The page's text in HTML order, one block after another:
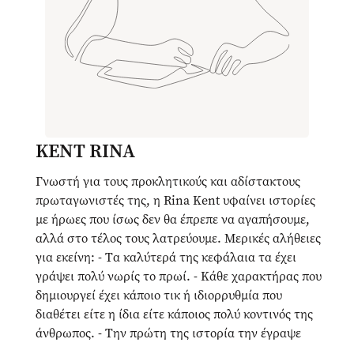
KENT RINA
Γνωστή για τους προκλητικούς και αδίστακτους
πρωταγωνιστές της, η Rina Kent υφαίνει ιστορίες
με ήρωες που ίσως δεν θα έπρεπε να αγαπήσουμε,
αλλά στο τέλος τους λατρεύουμε. Μερικές αλήθειες
για εκείνη: - Tα καλύτερά της κεφάλαια τα έχει
γράψει πολύ νωρίς το πρωί. - Κάθε χαρακτήρας που
δημιουργεί έχει κάποιο τικ ή ιδιορρυθμία που
διαθέτει είτε η ίδια είτε κάποιος πολύ κοντινός της
άνθρωπος. - Την πρώτη της ιστορία την έγραψε